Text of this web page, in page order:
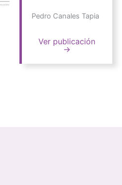
Pedro Canales Tapia
Ver publicación
→